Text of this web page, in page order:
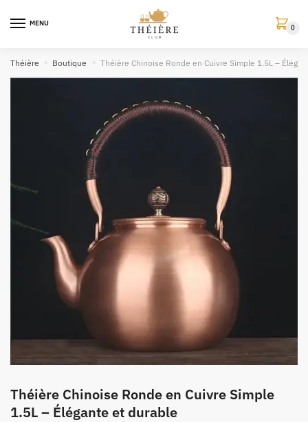
MENU
0
Théière » Boutique Théière Chinoise Ronde en Cuivre Simple 1.5L –
Théière Chinoise Ronde en Cuivre Simple
1.5L – Élégante et durable